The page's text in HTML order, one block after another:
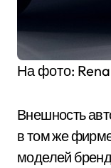
На фото:
Внешность
в том же
моделей